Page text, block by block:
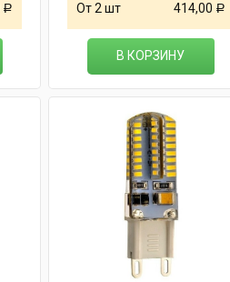
Р От 2 шт 414,00 Р
В КОРЗИНУ